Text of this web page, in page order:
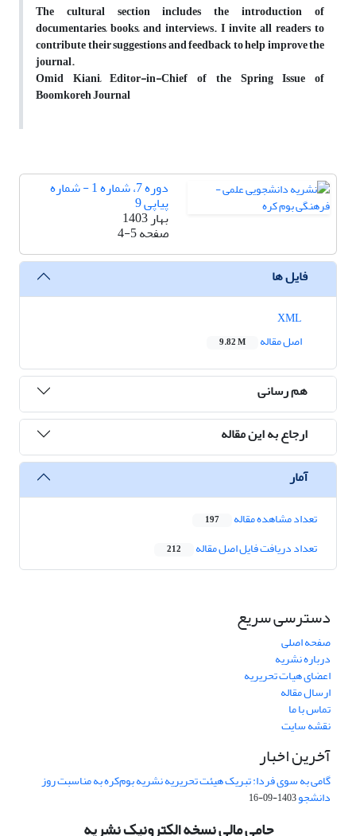
The cultural section includes the introduction of
documentaries, books, and interviews. I invite all readers to
contribute their suggestions and feedback to help improve the
journal.
Omid Kiani, Editor-in-Chief of the Spring Issue of
Boomkoreh Journal
دوره 7، شماره 1 - شماره
پیاپی 9
بهار 1403
صفحه4-5
فایل ها
اصل مقاله
9.82 M
هم رسانی
ارجاع به این مقاله
آمار
تعداد مشاهده مقاله 197
تعداد دریافت فایل اصل مقاله 212
دسترسی سریع
صفحه اصلی
درباره نشریه
اعضای هیات تحریریه
ارسال مقاله
تماس با ما
نقشه سایت
آخرین اخبار
گامی به سوی فردا: تبریک هیئت تحریریه نشریه بوم‌کره به مناسبت روز
دانشجو1403-09-16
حامی مالی نسخه الکترونیک نشریه